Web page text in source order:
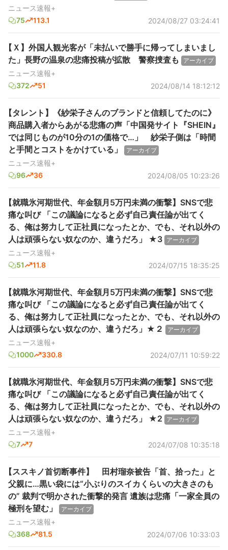
ニュース速報+
75
113.1 2024/08/27 03:24:41
【Ｘ】外国人観光客が「未払いで勝手に帰ってしまいまし
た」長野の温泉の悲痛投稿が拡散 警察捜査も
アーカイブ
ニュース速報+
372
51 2024/08/14 18:12:12
【タレント】《紗栄子さんのブランドと信頼してたのに》
商品購入者からあがる悲痛の声「中国発サイト『SHEIN』
では同じものが10分の1の価格で…」 紗栄子側は「時間
と手間とコストをかけている」
アーカイブ
ニュース速報+
96
36 2024/08/05 10:23:26
【就職氷河期世代、年金額月5万円未満の衝撃】SNSで悲
痛な叫び 「この議論になると必ず自己責任論が出てく
る、俺は努力して正社員になったとか、でも、それ以外の
人は頑張らない奴なのか、違うだろ」 ★3 アーカイブ
ニュース速報+
51
11.8 2024/07/15 18:35:25
【就職氷河期世代、年金額月5万円未満の衝撃】SNSで悲
痛な叫び 「この議論になると必ず自己責任論が出てく
る、俺は努力して正社員になったとか、でも、それ以外の
人は頑張らない奴なのか、違うだろ」★２
アーカイブ
ニュース速報+
1000
330.8 2024/07/11 10:59:22
【就職氷河期世代、年金額月5万円未満の衝撃】SNSで悲
痛な叫び 「この議論になると必ず自己責任論が出てく
る、俺は努力して正社員になったとか、でも、それ以外の
人は頑張らない奴なのか、違うだろ」 ★2
アーカイブ
ニュース速報+
7
7 2024/07/08 10:35:18
【ススキノ首切断事件】 田村瑠奈被告「首、拾った」と
父親に…黒い袋には“小ぶりのスイカくらいの大きさのも
の” 裁判で明かされた衝撃的発言 遺族は悲痛「一家全員の
極刑を望む」
アーカイブ
ニュース速報+
368
81.5 2024/07/06 10:33:03